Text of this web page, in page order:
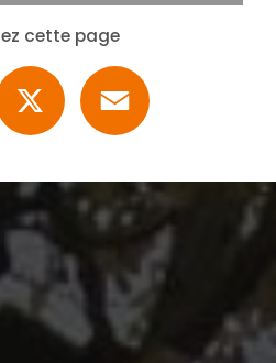
cette page